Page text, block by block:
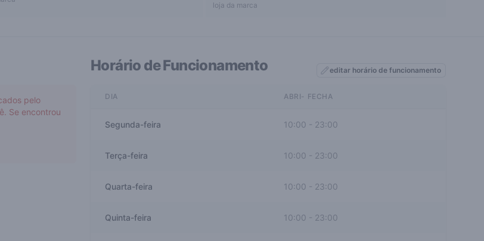
loja da marca
pelo
Se encontrou
Horário de Funcionamento editar horário de funcionamento
DIA ABRI- FECHA
Segunda-feira 10:00 - 23:00
Terça-feira 10:00 23:00
Quarta-feira 10:00 - 23:00
Quinta-feira 10:00 23:00